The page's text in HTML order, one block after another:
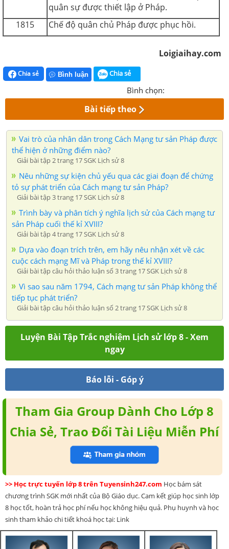
quân sự được thiết lập ở Pháp.
1815
Chế độ quân chủ Pháp được phục hồi.
Loigiaihay.com
Chia sẻ Bình luận Chia sẻ
Bình chọn:
Bài tiếp theo
Vai trò của nhân dân trong Cách Mạng tư sản Pháp được
thể hiện ở những điểm nào?
Giải bài tập 2 trang 17 SGK Lịch sử 8
Nêu những sự kiện chủ yếu qua các giai đoạn để chứng
tỏ sự phát triển của Cách mạng tư sản Pháp?
Giải bài tập 3 trang 17 SGK Lịch sử 8
Trình bày và phân tích ý nghĩa lịch sử của Cách mạng tư
sản Pháp cuối thế kỉ XVIII?
Giải bài tập 4 trang 17 SGK Lịch sử 8
Dựa vào đoạn trích trên, em hãy nêu nhận xét về các
cuộc cách mạng Mĩ và Pháp trong thế kỉ XVIII?
Giải bài tập câu hỏi thảo luận số 3 trang 17 SGK Lịch sử 8
Vì sao sau năm 1794, Cách mạng tư sản Pháp không thể
tiếp tục phát triển?
Giải bài tập câu hỏi thảo luận số 2 trang 17 SGK Lịch sử 8
Luyện Bài Tập Trắc nghiệm Lịch sử lớp 8 - Xem
ngay
Báo lỗi - Góp ý
Tham Gia Group Dành Cho Lớp 8
Chia Sẻ, Trao Đổi Tài Liệu Miễn Phí
>> Học trực tuyến lớp 8 trên Tuyensinh247.com Học bám sát
chương trình SGK mới nhất của Bộ Giáo dục. Cam kết giúp học sinh lớp
8 học tốt, hoàn trả học phí nếu học không hiệu quả. Phụ huynh và học
sinh tham khảo chi tiết khoá học tại: Link